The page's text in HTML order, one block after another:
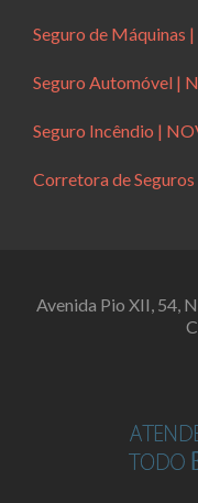
Seguro de Máquinas
Seguro Automóvel |
Seguro Incêndio |
Corretora de
Avenida Pio XII, 54,